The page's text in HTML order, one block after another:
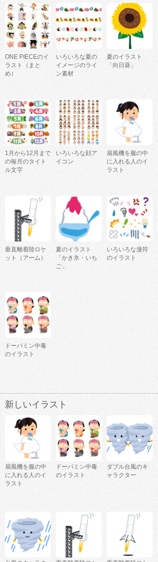
ONE PIECEのイ
ラスト（まと
め）
いろいろな夏の
イメージのライ
ン素材
夏のイラスト
「向日葵」
1月から12月まで
の毎月のタイト
ル文字
いろいろな顔ア
イコン
扇風機を服の中
に入れる人のイ
ラスト
垂直離着陸ロケ
ット（アーム）
夏のイラスト
「かき氷・いち
ご」
いろいろな漫符
のイラスト
ドーパミン中毒
のイラスト
新しいイラスト
扇風機を服の中
に入れる人のイ
ラスト
ドーパミン中毒
のイラスト
ダブル台風のキ
ャラクター